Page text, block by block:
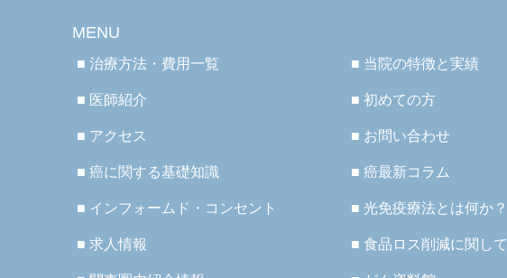
MENU
■ 治療方法・費用一覧 ■ 当院の特徴と実績
■ 医師紹介 ■ 初めての方
■ アクセス ■ お問い合わせ
■ 癌に関する基礎知識 ■ 癌最新コラム
■ インフォームド・コンセント ■ 光免疫療法とは何か？
■ 求人情報 ■ 食品ロス削減に関して